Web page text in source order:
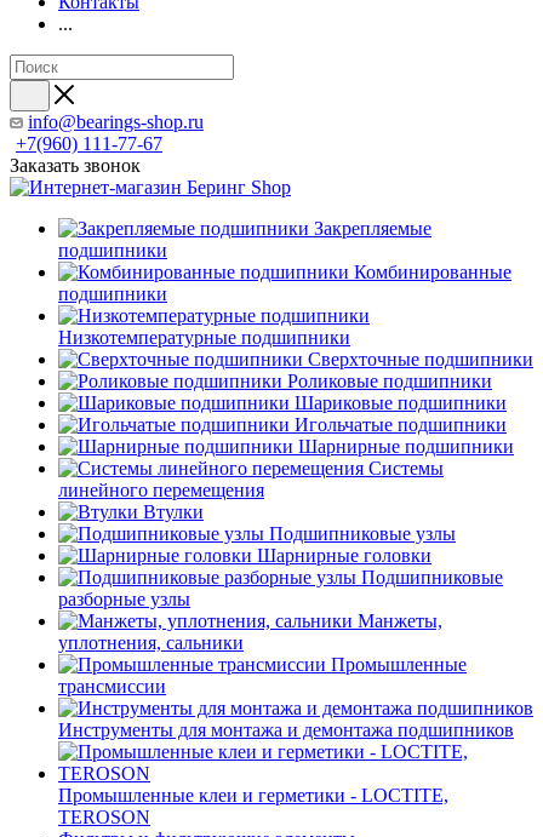
...
info@bearings-shop.ru
+7(960) 111-77-67
Заказать звонок
Закрепляемые
подшипники
Комбинированные
подшипники
Низкотемпературные подшипники
Сверхточные подшипники
Роликовые подшипники
Шариковые подшипники
Игольчатые подшипники
Шарнирные подшипники
Системы
линейного перемещения
Втулки
Подшипниковые узлы
Шарнирные головки
Подшипниковые
разборные узлы
Манжеты,
уплотнения, сальники
Промышленные
трансмиссии
Инструменты для монтажа и демонтажа подшипников
Промышленные клеи и герметики - LOCTITE,
TEROSON